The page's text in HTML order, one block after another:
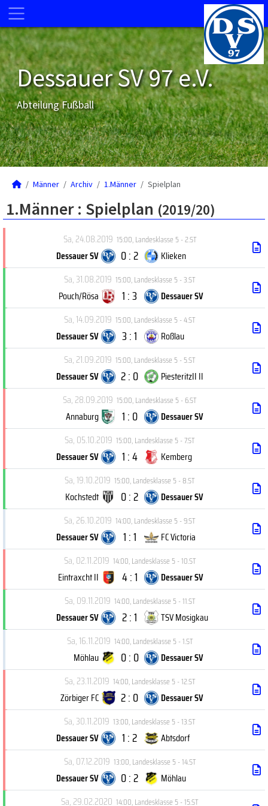
Dessauer SV 97 e.V.
Abteilung Fußball
Männer Archiv 1.Männer Spielplan
1.Männer : Spielplan (2019/20)
Sa, 24.08.2019 15:00,Landesklasse 5 - 2.ST
Dessauer SV 0 : 2
Klieken
Sa, 31.08.2019 15:00,Landesklasse 5 - 3.ST
Pouch/Rösa 1 : 3
Dessauer SV
Sa, 14.09.2019 15:00,Landesklasse 5 - 4.ST
Dessauer SV 3 : 1
Roßlau
Sa, 21.09.2019 15:00,Landesklasse 5 - 5.ST
Dessauer SV 2 : 0
PiesteritzII II
Sa, 28.09.2019 15:00,Landesklasse 5 - 6.ST
Annaburg 1 : 0
Dessauer SV
Sa, 05.10.2019 15:00,Landesklasse 5 - 7.ST
Dessauer SV 1 : 4
Kemberg
Sa, 19.10.2019 15:00,Landesklasse 5 - 8.ST
Kochstedt 0 : 2
Dessauer SV
Sa, 26.10.2019 14:00,Landesklasse 5 - 9.ST
Dessauer SV 1 : 1
FC Victoria
Sa, 02.11.2019 14:00,Landesklasse 5 - 10.ST
Eintraxcht II 4 : 1
Dessauer SV
Sa, 09.11.2019 14:00,Landesklasse 5 - 11.ST
Dessauer SV 2 : 1
TSV Mosigkau
Sa, 16.11.2019 14:00,Landesklasse 5 - 1.ST
Möhlau 0 : 0
Dessauer SV
Sa, 23.11.2019 14:00,Landesklasse 5 - 12.ST
Zörbiger FC 2 : 0
Dessauer SV
Sa, 30.11.2019 13:00,Landesklasse 5 - 13.ST
Dessauer SV 1 : 2
Abtsdorf
Sa, 07.12.2019 13:00,Landesklasse 5 - 14.ST
Dessauer SV 0 : 2
Möhlau
Sa, 29.02.2020 14:00,Landesklasse 5 - 15.ST